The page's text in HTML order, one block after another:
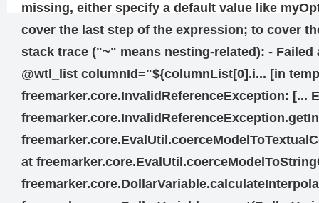
missing, either specify a default value like